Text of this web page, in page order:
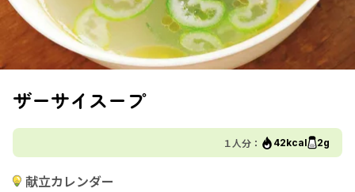
ザーサイスープ
１人分： 42kcal 2g
献立カレンダー